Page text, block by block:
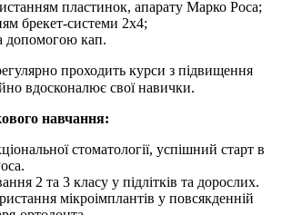
пластинок, апарату Марко Роса;
брекет-системи 2х4;
допомогою кап.
проходить курси з підвищення
вдосконалює свої навички.
навчання:
стоматології, успішний старт в
2 та 3 класу у підлітків та дорослих.
мікроімплантів у повсякденній